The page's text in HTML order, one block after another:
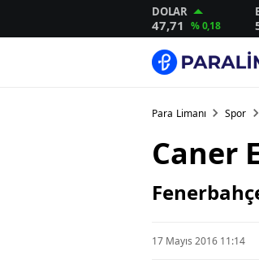
DOLAR
47,71 % 0,18
Para Limanı Spor
Caner
17 Mayıs 2016 11:14